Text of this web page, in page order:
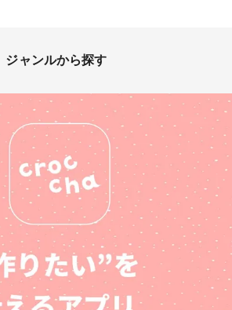
ジャンルから探す